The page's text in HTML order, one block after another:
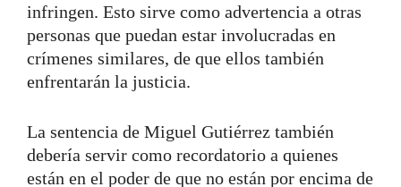
infringen. Esto sirve como advertencia a otras
personas que puedan estar involucradas en
crímenes similares, de que ellos también
enfrentarán la justicia.
La sentencia de Miguel Gutiérrez también
debería servir como recordatorio a quienes
están en el poder de que no están por encima de